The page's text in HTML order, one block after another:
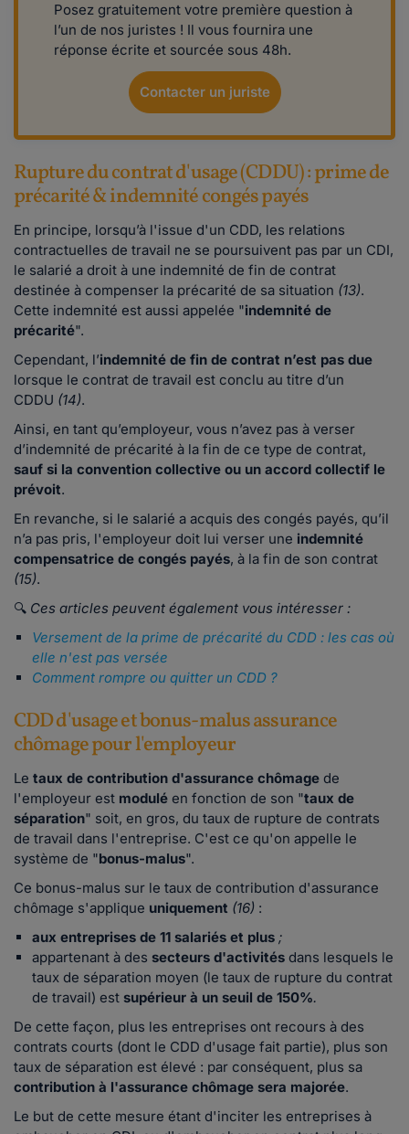
Posez gratuitement votre première question à
l’un de nos juristes ! Il vous fournira une
réponse écrite et sourcée sous 48h.
Contacter un juriste
Rupture du contrat d'usage (CDDU) : prime de
précarité & indemnité congés payés
En principe, lorsqu’à l'issue d'un CDD, les relations
contractuelles de travail ne se poursuivent pas par un CDI,
le salarié a droit à une indemnité de fin de contrat
destinée à compenser la précarité de sa situation (13).
Cette indemnité est aussi appelée "indemnité de
précarité".
Cependant, l’indemnité de fin de contrat n’est pas due
lorsque le contrat de travail est conclu au titre d’un
CDDU (14).
Ainsi, en tant qu’employeur, vous n’avez pas à verser
d’indemnité de précarité à la fin de ce type de contrat,
sauf si la convention collective ou un accord collectif le
prévoit.
En revanche, si le salarié a acquis des congés payés, qu’il
n’a pas pris, l'employeur doit lui verser une indemnité
compensatrice de congés payés, à la fin de son contrat
(15).
🔍 Ces articles peuvent également vous intéresser :
Versement de la prime de précarité du CDD : les cas où
elle n'est pas versée
Comment rompre ou quitter un CDD ?
CDD d'usage et bonus-malus assurance
chômage pour l'employeur
Le taux de contribution d'assurance chômage de
l'employeur est modulé en fonction de son "taux de
séparation" soit, en gros, du taux de rupture de contrats
de travail dans l'entreprise. C'est ce qu'on appelle le
système de "bonus-malus".
Ce bonus-malus sur le taux de contribution d'assurance
chômage s'applique uniquement (16) :
aux entreprises de 11 salariés et plus ;
appartenant à des secteurs d'activités dans lesquels le
taux de séparation moyen (le taux de rupture du contrat
de travail) est supérieur à un seuil de 150%.
De cette façon, plus les entreprises ont recours à des
contrats courts (dont le CDD d'usage fait partie), plus son
taux de séparation est élevé : par conséquent, plus sa
contribution à l'assurance chômage sera majorée.
Le but de cette mesure étant d'inciter les entreprises à